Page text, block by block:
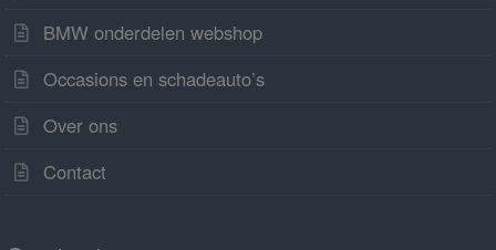
BMW onderdelen webshop
Occasions en schadeauto’s
Over ons
Contact